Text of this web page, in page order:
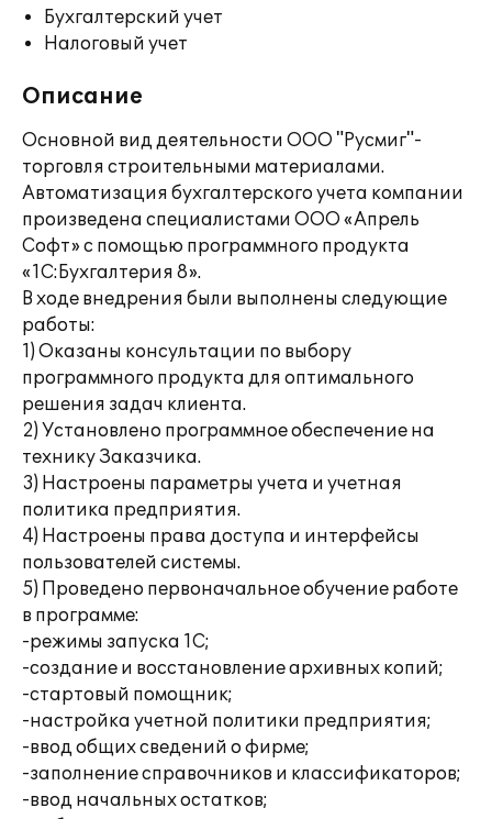
Бухгалтерский учет
Налоговый учет
Описание
Основной вид деятельности ООО "Русмиг"-
торговля строительными материалами.
Автоматизация бухгалтерского учета компании
произведена специалистами ООО «Апрель
Софт» с помощью программного продукта
«1С:Бухгалтерия 8».
В ходе внедрения были выполнены следующие
работы:
1) Оказаны консультации по выбору
программного продукта для оптимального
решения задач клиента.
2) Установлено программное обеспечение на
технику Заказчика.
3) Настроены параметры учета и учетная
политика предприятия.
4) Настроены права доступа и интерфейсы
пользователей системы.
5) Проведено первоначальное обучение работе
в программе:
-режимы запуска 1С;
-создание и восстановление архивных копий;
-стартовый помощник;
-настройка учетной политики предприятия;
-ввод общих сведений о фирме;
-заполнение справочников и классификаторов;
-ввод начальных остатков;